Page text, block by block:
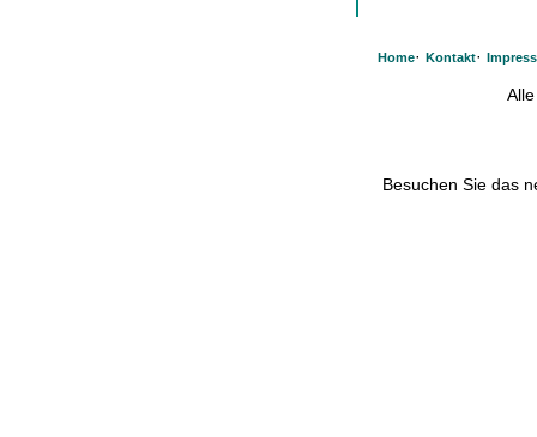
Home· Kontakt·
Besuchen Sie das